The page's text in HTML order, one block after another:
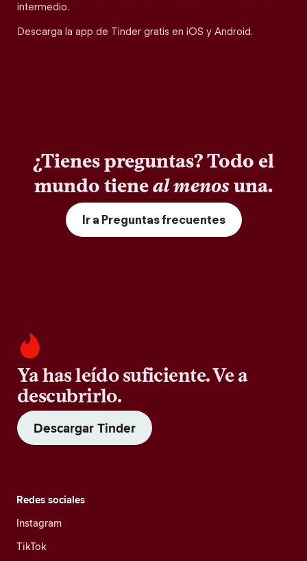
intermedio.
Descarga la app de Tinder gratis en iOS y Android.
¿Tienes preguntas? Todo el
mundo tieneal menosuna.
Ir a Preguntas frecuentes
Ya has leído suficiente. Ve a
descubrirlo.
Descargar Tinder
Redes sociales
Instagram
TikTok